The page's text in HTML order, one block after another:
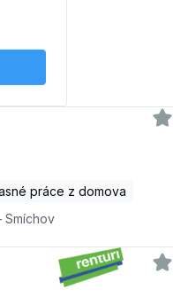
práce z domova
Smíchov